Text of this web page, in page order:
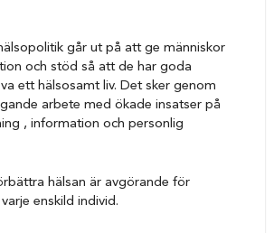
går ut på att ge människor
och stöd så att de har goda
ett hälsosamt liv. Det sker genom
arbete med ökade insatser på
, information och personlig
hälsan är avgörande för
enskild individ.